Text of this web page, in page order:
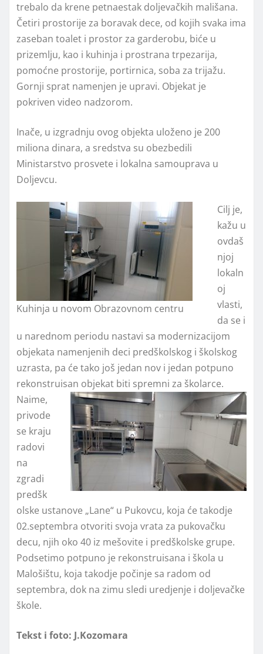
trebalo da krene petnaestak doljevačkih mališana.
Četiri prostorije za boravak dece, od kojih svaka ima
zaseban toalet i prostor za garderobu, biće u
prizemlju, kao i kuhinja i prostrana trpezarija,
pomoćne prostorije, portirnica, soba za trijažu.
Gornji sprat namenjen je upravi. Objekat je
pokriven video nadzorom.
Inače, u izgradnju ovog objekta uloženo je 200
miliona dinara, a sredstva su obezbedili
Ministarstvo prosvete i lokalna samouprava u
Doljevcu.
Kuhinja u novom Obrazovnom centru
Cilj je,
kažu u
ovdaš
njoj
lokaln
oj
vlasti,
da se i
u narednom periodu nastavi sa modernizacijom
objekata namenjenih deci predškolskog i školskog
uzrasta, pa će tako još jedan nov i jedan potpuno
rekonstruisan objekat biti spremni za školarce.
Naime,
privode
se kraju
radovi
na
zgradi
predšk
olske ustanove „Lane“ u Pukovcu, koja će takodje
02.septembra otvoriti svoja vrata za pukovačku
decu, njih oko 40 iz mešovite i predškolske grupe.
Podsetimo potpuno je rekonstruisana i škola u
Malošištu, koja takodje počinje sa radom od
septembra, dok na zimu sledi uredjenje i doljevačke
škole.
Tekst i foto: J.Kozomara